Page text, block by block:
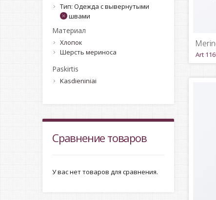
Art
Тип: Одежда с вывернутыми
швами
Mатериал
Хлопок
Шерсть мериноса
Paskirtis
Kasdieniniai
Сравнение товаров
У вас нет товаров для сравнения.